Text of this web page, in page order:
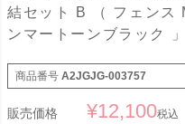
結セット B （ フェンス
ンマートーンブラック 」
商品番号 A2JGJG-003757
販売価格 ¥12,100税込